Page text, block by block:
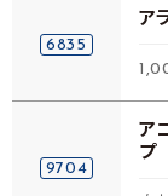
6835
ア
9704
ア
プ